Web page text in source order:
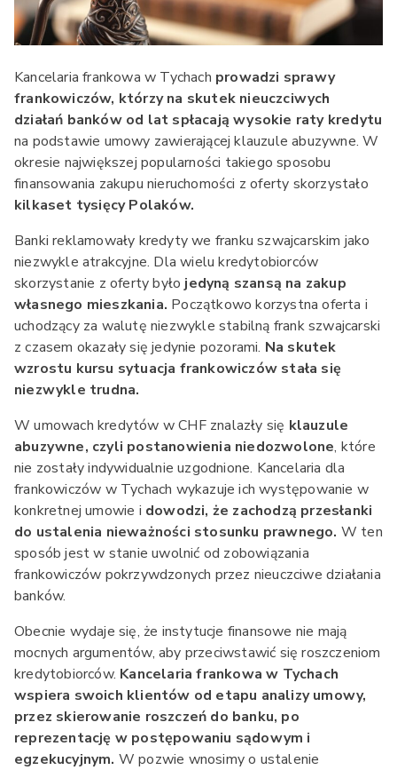
Kancelaria frankowa w Tychach prowadzi sprawy
frankowiczów, którzy na skutek nieuczciwych
działań banków od lat spłacają wysokie raty kredytu
na podstawie umowy zawierającej klauzule abuzywne. W
okresie największej popularności takiego sposobu
finansowania zakupu nieruchomości z oferty skorzystało
kilkaset tysięcy Polaków.
Banki reklamowały kredyty we franku szwajcarskim jako
niezwykle atrakcyjne. Dla wielu kredytobiorców
skorzystanie z oferty było jedyną szansą na zakup
własnego mieszkania. Początkowo korzystna oferta i
uchodzący za walutę niezwykle stabilną frank szwajcarski
z czasem okazały się jedynie pozorami. Na skutek
wzrostu kursu sytuacja frankowiczów stała się
niezwykle trudna.
W umowach kredytów w CHF znalazły się klauzule
abuzywne, czyli postanowienia niedozwolone, które
nie zostały indywidualnie uzgodnione. Kancelaria dla
frankowiczów w Tychach wykazuje ich występowanie w
konkretnej umowie i dowodzi, że zachodzą przesłanki
do ustalenia nieważności stosunku prawnego. W ten
sposób jest w stanie uwolnić od zobowiązania
frankowiczów pokrzywdzonych przez nieuczciwe działania
banków.
Obecnie wydaje się, że instytucje finansowe nie mają
mocnych argumentów, aby przeciwstawić się roszczeniom
kredytobiorców. Kancelaria frankowa w Tychach
wspiera swoich klientów od etapu analizy umowy,
przez skierowanie roszczeń do banku, po
reprezentację w postępowaniu sądowym i
egzekucyjnym. W pozwie wnosimy o ustalenie